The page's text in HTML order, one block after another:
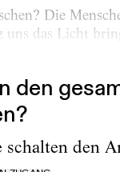
Die
uns das Licht
den
schalten den